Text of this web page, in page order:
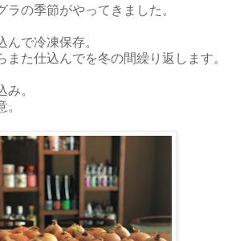
ラの季節がやってきました。
んで冷凍保存。
また仕込んでを冬の間繰り返します。
。